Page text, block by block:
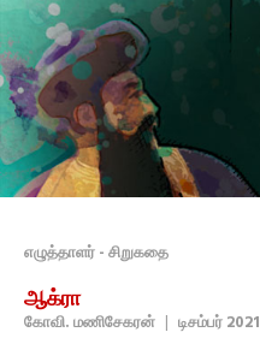
எழுத்தாளர் - சிறுகதை
ஆக்ரா
கோவி. மணிசேகரன் | டிசம்பர் 2021